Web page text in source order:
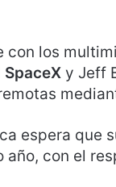
con los
SpaceX y Jeff
espera que
año, con el